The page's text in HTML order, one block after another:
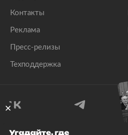
Контакты
Реклама
Пресс-релизы
Техподдержка
Угадайте, где